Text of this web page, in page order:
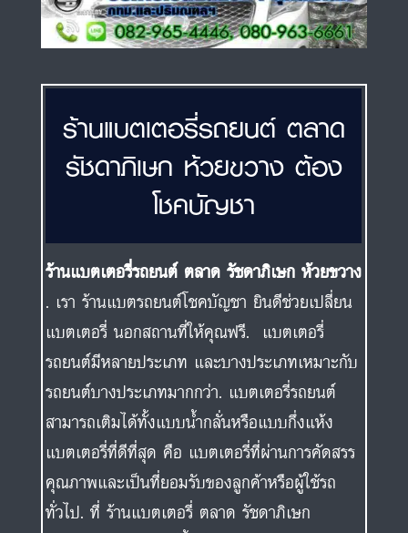
ร้านแบตเตอรี่รถยนต์ ตลาด
รัชดาภิเษก ห้วยขวาง ต้อง
โชคบัญชา
ร้านแบตเตอรี่รถยนต์ ตลาด รัชดาภิเษก ห้วยขวาง
. เรา ร้านแบตรถยนต์โชคบัญชา ยินดีช่วยเปลี่ยน
แบตเตอรี่ นอกสถานที่ให้คุณฟรี. แบตเตอรี่
รถยนต์มีหลายประเภท และบางประเภทเหมาะกับ
รถยนต์บางประเภทมากกว่า. แบตเตอรี่รถยนต์
สามารถเติมได้ทั้งแบบน้ำกลั่นหรือแบบกึ่งแห้ง
แบตเตอรี่ที่ดีที่สุด คือ แบตเตอรี่ที่ผ่านการคัดสรร
คุณภาพและเป็นที่ยอมรับของลูกค้าหรือผู้ใช้รถ
ทั่วไป. ที่ ร้านแบตเตอรี่ ตลาด รัชดาภิเษก